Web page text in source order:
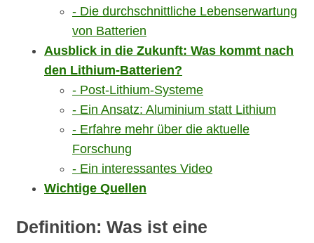
Die durchschnittliche Lebenserwartung
von Batterien
Ausblick in die Zukunft: Was kommt nach
den Lithium-Batterien?
Post-Lithium-Systeme
Ein Ansatz: Aluminium statt Lithium
Erfahre mehr über die aktuelle
Forschung
Ein interessantes Video
Wichtige Quellen
Definition: Was ist eine